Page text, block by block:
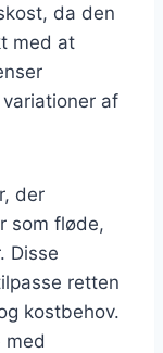
da den
med at
af
der
som fløde,
Disse
retten
kostbehov.
med